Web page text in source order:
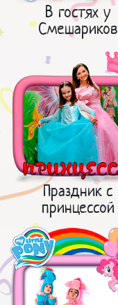
В гостях у
Смешариков
Праздник с
принцессой